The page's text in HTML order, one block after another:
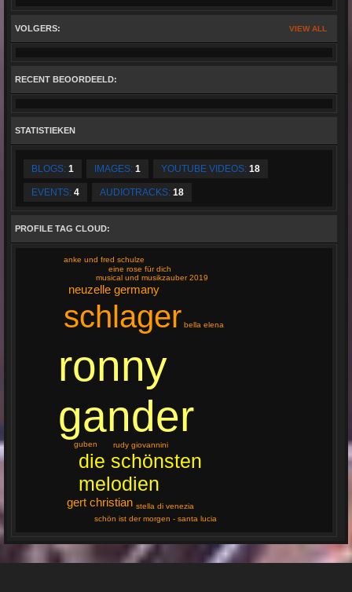
VIEW ALL
VOLGERS:
RECENT BEOORDEELD:
STATISTIEKEN
BLOGS: 1 IMAGES: 1 YOUTUBE VIDEOS: 18
EVENTS: 4 AUDIOTRACKS: 18
PROFILE TAG CLOUD:
ronny
gander
schlager
die schönsten
melodien
neuzelle germany
gert christian
musical und musikzauber 2019
anke und fred schulze
rudy giovannini
guben
schön ist der morgen - santa lucia
stella di venezia
bella elena
eine rose für dich